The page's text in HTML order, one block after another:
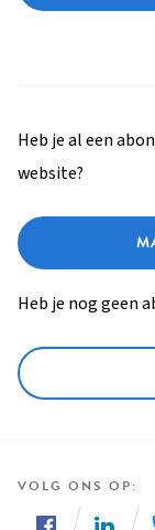
Heb je al een
website?
Heb je nog geen
VOLG ONS OP